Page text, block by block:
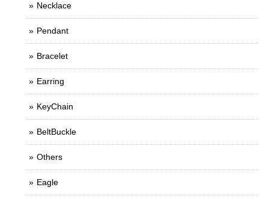
Necklace
Pendant
Bracelet
Earring
KeyChain
BeltBuckle
Others
Eagle